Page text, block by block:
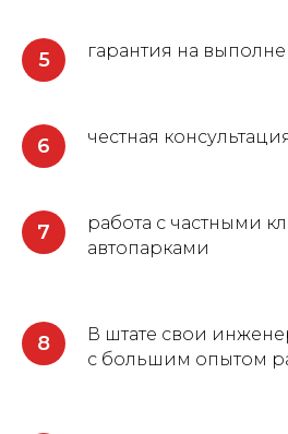
гарантия на
честная
работа с частными
автопарками
В штате свои
с большим опытом